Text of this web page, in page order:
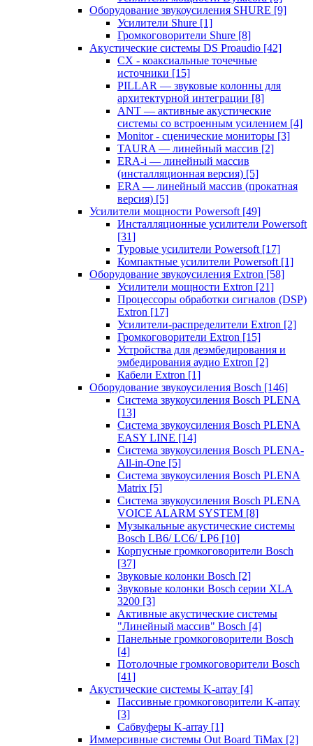
Оборудование звукоусиления SHURE [9]
Усилители Shure [1]
Громкоговорители Shure [8]
Акустические системы DS Proaudio [42]
CX - коаксиальные точечные
источники [15]
PILLAR — звуковые колонны для
архитектурной интеграции [8]
ANT — активные акустические
системы со встроенным усилением [4]
Monitor - сценические мониторы [3]
TAURA — линейный массив [2]
ERA-i — линейный массив
(инсталляционная версия) [5]
ERA — линейный массив (прокатная
версия) [5]
Усилители мощности Powersoft [49]
Инсталляционные усилители Powersoft
[31]
Туровые усилители Powersoft [17]
Компактные усилители Powersoft [1]
Оборудование звукоусиления Extron [58]
Усилители мощности Extron [21]
Процессоры обработки сигналов (DSP)
Extron [17]
Усилители-распределители Extron [2]
Громкоговорители Extron [15]
Устройства для деэмбедирования и
эмбедирования аудио Extron [2]
Кабели Extron [1]
Оборудование звукоусиления Bosch [146]
Система звукоусиления Bosch PLENA
[13]
Система звукоусиления Bosch PLENA
EASY LINE [14]
Система звукоусиления Bosch PLENA-
All-in-One [5]
Система звукоусиления Bosch PLENA
Matrix [5]
Система звукоусиления Bosch PLENA
VOICE ALARM SYSTEM [8]
Музыкальные акустические системы
Bosch LB6/ LC6/ LP6 [10]
Корпусные громкоговорители Bosch
[37]
Звуковые колонки Bosch [2]
Звуковые колонки Bosch серии XLA
3200 [3]
Активные акустические системы
"Линейный массив" Bosch [4]
Панельные громкоговорители Bosch
[4]
Потолочные громкоговорители Bosch
[41]
Акустические системы K-array [4]
Пассивные громкоговорители K-array
[3]
Сабвуферы K-array [1]
Иммерсивные системы Out Board TiMax [2]